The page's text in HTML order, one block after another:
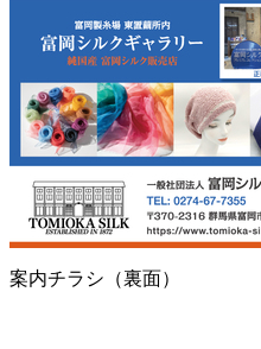
案内チラシ（裏面）